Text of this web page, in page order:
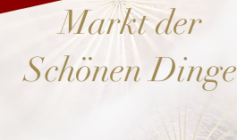
Markt der
Schönen Dinge